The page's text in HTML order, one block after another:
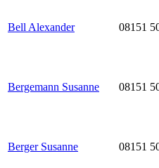
Bell Alexander 08151
Bergemann Susanne 08151
Berger Susanne 08151